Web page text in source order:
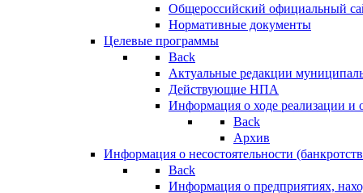
Общероссийский официальный
Нормативные документы
Целевые программы
Back
Актуальные редакции
Действующие НПА
Информация о ходе реализации
Back
Архив
Информация о несостоятельности
Back
Информация о предприятиях,